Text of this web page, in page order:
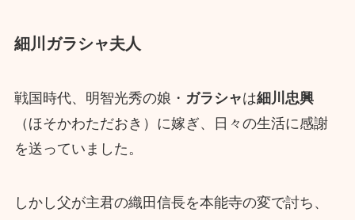
細川ガラシャ夫人
戦国時代、明智光秀の娘・ ガラシャは細川忠興
（ほそかわただおき）に嫁ぎ、日々の生活に感謝
を送っていました。
しかし父が主君の織田信長を本能寺の変で討ち、